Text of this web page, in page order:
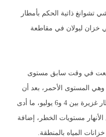
تشوانغ ذاتية الحكم بأمطار
خزان ليولان في مقاطعة
في وقت سابق مستوى
وهي المستوى الأحمر، بعد أن
تسبب إعصار “مايساك” في هطول أمطار غزيرة بين 4 و6 يوليو، ما أدى
مستويات الخطر، إضافة
المياه بالمنطقة.